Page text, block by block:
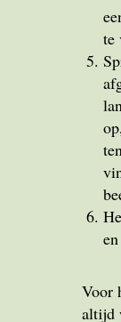
te
Voor
altijd